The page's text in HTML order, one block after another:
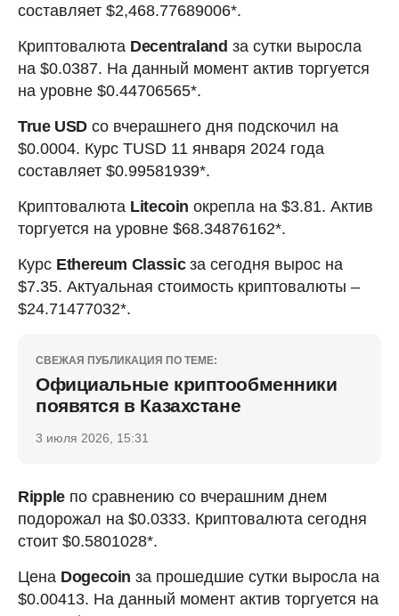
составляет $2,468.77689006*.
Криптовалюта Decentraland за сутки выросла
на $0.0387. На данный момент актив торгуется
на уровне $0.44706565*.
True USD со вчерашнего дня подскочил на
$0.0004. Курс TUSD 11 января 2024 года
составляет $0.99581939*.
Криптовалюта Litecoin окрепла на $3.81. Актив
торгуется на уровне $68.34876162*.
Курс Ethereum Classicза сегодня вырос на
$7.35. Актуальная стоимость криптовалюты –
$24.71477032*.
СВЕЖАЯ ПУБЛИКАЦИЯ ПО ТЕМЕ:
Официальные криптообменники
появятся в Казахстане
3 июля 2026, 15:31
Rippleпо сравнению со вчерашним днем
подорожал на $0.0333. Криптовалюта сегодня
стоит $0.5801028*.
Цена Dogecoin за прошедшие сутки выросла на
$0.00413. На данный момент актив торгуется на